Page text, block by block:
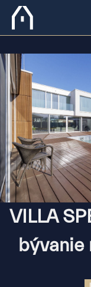
VILLA
bývanie